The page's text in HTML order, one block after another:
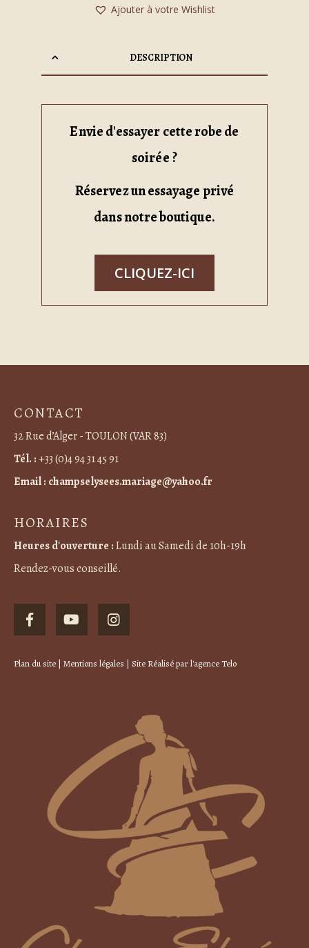
Ajouter à votre Wishlist
DESCRIPTION
Envie d'essayer cette robe de
soirée ?
Réservez un essayage privé
dans notre boutique.
CLIQUEZ-ICI
CONTACT
32 Rue d’Alger - TOULON (VAR 83)
Tél. :+33 (0)4 94 31 45 91
Email : champselysees.mariage@yahoo.fr
HORAIRES
Heures d'ouverture :Lundi au Samedi de 10h-19h
Rendez-vous conseillé.
Plan du site | Mentions légales | Site Réalisé parl'agence Telo